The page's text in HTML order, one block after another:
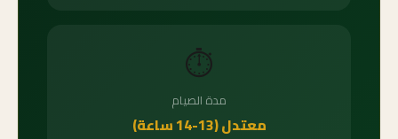
⏱️
مدة الصيام
معتدل (13-14 ساعة)